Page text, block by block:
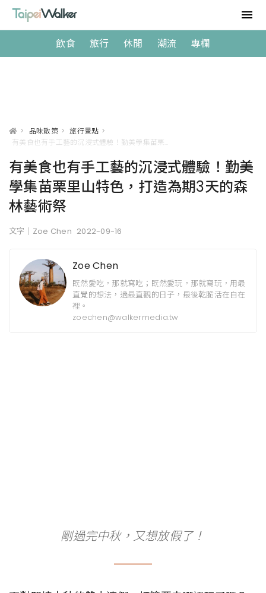
飲食 旅行 休閒 潮流 專欄
> 品味散策 > 旅行景點 >
有美食也有手工藝的沉浸式體驗！勤美
學集苗栗里山特色，打造為期3天的森
林藝術祭
文字｜Zoe Chen 2022-09-16
Zoe Chen
既然愛吃，那就寫吃；既然愛玩，那就寫玩，用最
直覺的想法，過最直觀的日子，最後乾脆活在自在
裡。
zoechen@walkermedia.tw
剛過完中秋，又想放假了！